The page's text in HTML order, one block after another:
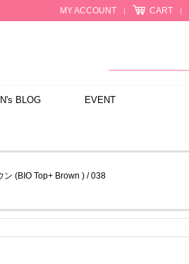
MY ACCOUNT | CART |
BLOG EVENT
(BIO Top+ Brown ) / 038